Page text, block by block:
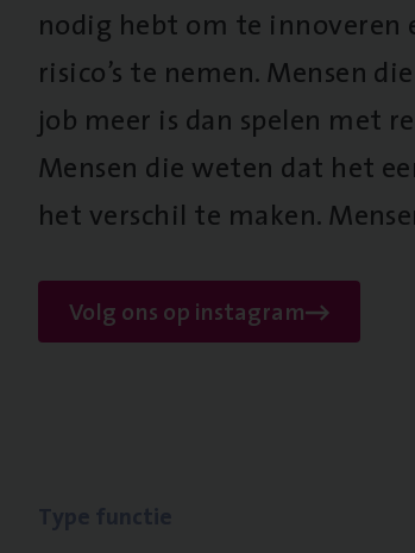
nodig hebt om te innoveren
risico’s te nemen. Mensen
job meer is dan spelen met
Mensen die weten dat het
het verschil te maken.
Volg ons op instagram